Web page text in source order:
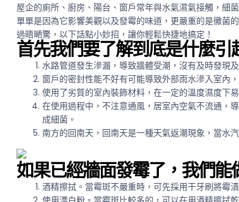
屋企的廁所、廚房、陽台、窗戶常年與水氣濕氣接觸，細
單單是因為它影響美觀以及發霉的味道，更嚴重的是黴菌
過晤嗮驚，以下話點小妙招，讓你輕鬆快捷地搞定！
首先我們要了解到底是什麼引
水路管道發生滲漏，導致牆體受潮，沒有及時發現
窗戶的密封性能不好有可能導致外部雨水滲入室內
使用了劣質的室內裝飾材料，在一定的溫度濕度下
在使用過程中，不注意通風，居室內空氣不流通，
成細菌。
南方的回南天，回南天是一種天氣返潮現象，當水
如果已經牆面發霉了，我們能
酒精擦拭。當霉斑不嚴重時，可先採用干牙刷將霉